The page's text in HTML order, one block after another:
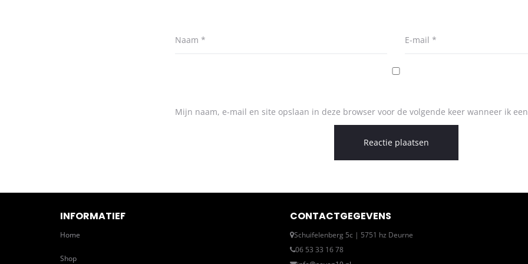
Naam * E-mail *
Mijn naam, e-mail en site opslaan in deze browser voor de volgende keer wanneer ik
INFORMATIEF
Home
Shop
CONTACTGEGEVENS
Schuifelenberg 5c | 5751 hz Deurne
06 53 33 16 78